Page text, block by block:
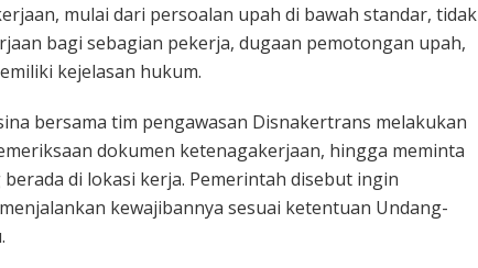
mulai dari persoalan upah di bawah standar, tidak
bagi sebagian pekerja, dugaan pemotongan upah,
kejelasan hukum.
bersama tim pengawasan Disnakertrans melakukan
dokumen ketenagakerjaan, hingga meminta
di lokasi kerja. Pemerintah disebut ingin
kewajibannya sesuai ketentuan Undang-